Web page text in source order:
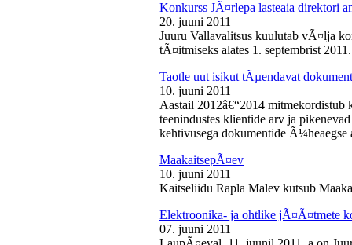
Konkurss JÃ¤rlepa lasteaia direktori
20. juuni 2011
Juuru Vallavalitsus kuulutab vÃ¤lja
tÃ¤itmiseks alates 1. septembrist
Taotle uut isikut tÃµendavat
10. juuni 2011
Aastail 2012â€“2014
teenindustes klientide arv ja
kehtivusega dokumentide Ã¼heaegse
MaakaitsepÃ¤ev
10. juuni 2011
Kaitseliidu Rapla Malev kutsub
Elektroonika- ja ohtlike jÃ¤Ã¤tmete
07. juuni 2011